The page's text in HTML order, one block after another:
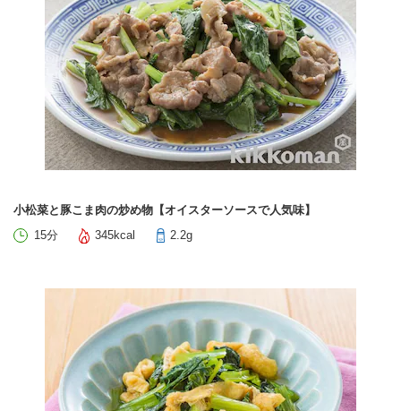
小松菜と豚こま肉の炒め物【オイスターソースで人気味】
15分
345kcal 2.2g